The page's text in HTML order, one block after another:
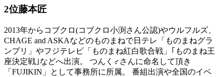
2位藤本匠
2013年からコブクロ(コブクロ小渕さん公認)やウルフルズ、
CHAGE and ASKAなどのものまねで日テレ「ものまねグラ
ンプリ」やフジテレビ「ものまね紅白歌合戦」｢ものまね王
座決定戦｣などへ出演。 つんく♂さんに命名して頂き
「FUJIKIN」として事務所に所属。 番組出演や全国のイベ